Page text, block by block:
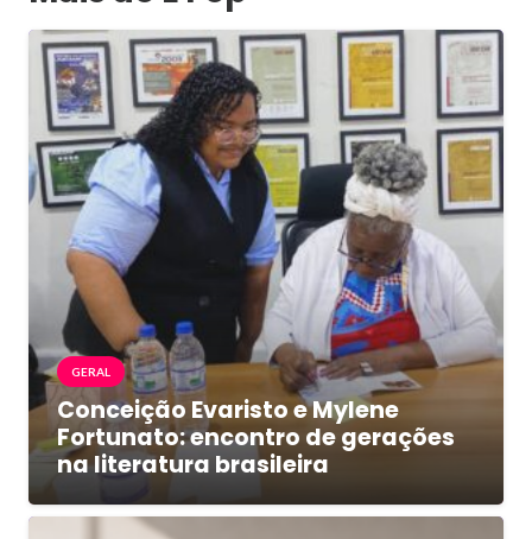
GERAL
Conceição Evaristo e Mylene
Fortunato: encontro de gerações
na literatura brasileira